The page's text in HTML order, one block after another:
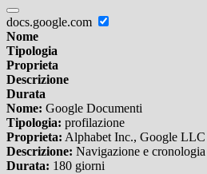
docs.google.com
Nome
Tipologia
Proprieta
Descrizione
Durata
Nome: Google Documenti
Tipologia: profilazione
Proprieta: Alphabet Inc., Google LLC
Descrizione: Navigazione e
Durata: 180 giorni